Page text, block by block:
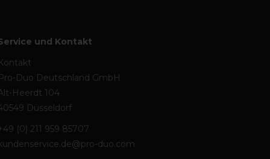
und Kontakt
Duo Deutschland GmbH
Heerdt 104
Düsseldorf
(0) 211 959 85707
duo.com